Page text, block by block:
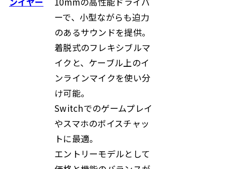
ーで、小型ながらも迫力
のあるサウンドを提供。
着脱式のフレキシブルマ
イクと、ケーブル上のイ
ンラインマイクを使い分
け可能。
Switchでのゲームプレイ
やスマホのボイスチャッ
トに最適。
エントリーモデルとして